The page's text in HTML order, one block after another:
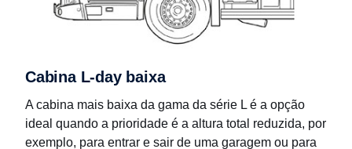
Cabina L-day baixa
A cabina mais baixa da gama da série L é a opção
ideal quando a prioridade é a altura total reduzida, por
exemplo, para entrar e sair de uma garagem ou para